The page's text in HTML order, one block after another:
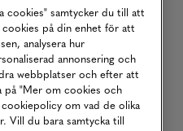
cookies" samtycker du till att
på din enhet för att
analysera hur
annonsering och
webbplatser och efter att
på "Mer om cookies och
om vad de olika
Vill du bara samtycka till